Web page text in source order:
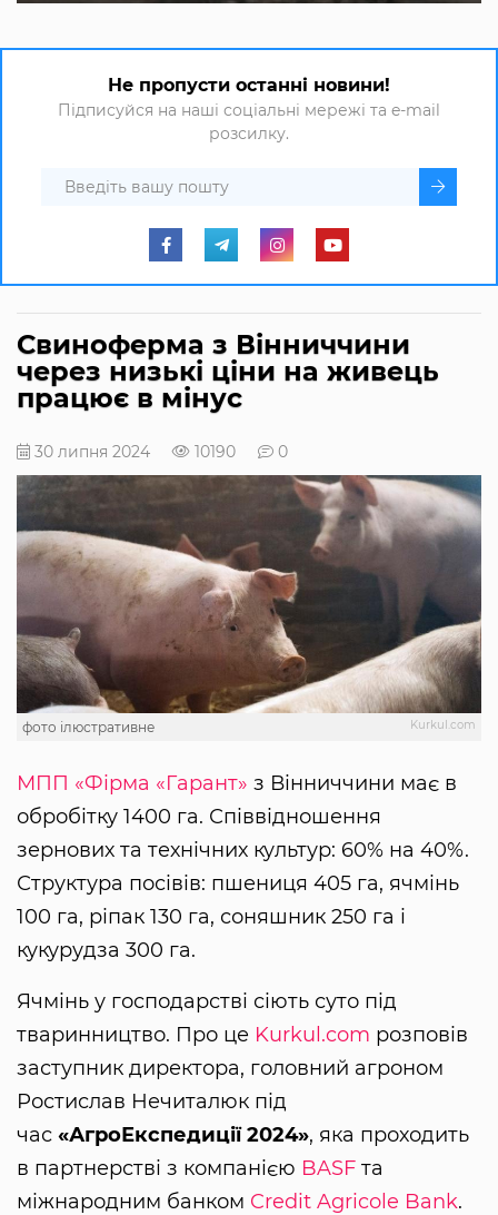
Не пропусти останні новини!
Підписуйся на наші соціальні мережі та e-mail
розсилку.
Свиноферма з Вінниччини
через низькі ціни на живець
працює в мінус
30 липня 2024 10190 0
Kurkul.com
фото ілюстративне
МПП «Фірма «Гарант» з Вінниччини має в
обробітку 1400 га. Співвідношення
зернових та технічних культур: 60% на 40%.
Структура посівів: пшениця 405 га, ячмінь
100 га, ріпак 130 га, соняшник 250 га і
кукурудза 300 га.
Ячмінь у господарстві сіють суто під
тваринництво. Про це Kurkul.com розповів
заступник директора, головний агроном
Ростислав Нечиталюк під
час «АгроЕкспедиції 2024», яка проходить
в партнерстві з компанією BASF та
міжнародним банком Credit Agricole Bank.